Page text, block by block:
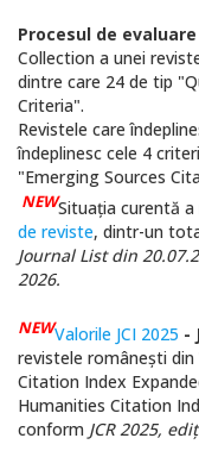
Procesul de evaluare
Collection a unei
dintre care 24 de tip
Criteria".
Revistele care
îndeplinesc cele 4
"Emerging Sources
NEWSituaţia curentă
de reviste, dintr-un
Journal List din 20
2026.
NEWValorile JCI 2025 -
revistele românești din
Citation Index
Humanities Citation
conform JCR 2025,